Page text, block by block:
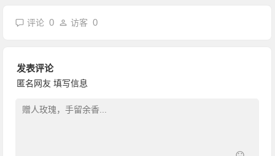
评论0 访客0
发表评论
匿名网友 填写信息